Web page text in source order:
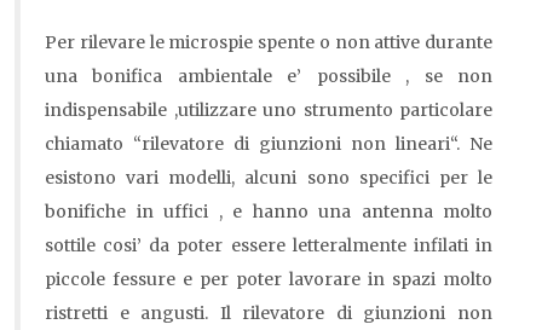
Per rilevare le microspie spente o non attive durante
una bonifica ambientale e’ possibile , se non
indispensabile ,utilizzare uno strumento particolare
chiamato “rilevatore di giunzioni non lineari“. Ne
esistono vari modelli, alcuni sono specifici per le
bonifiche in uffici , e hanno una antenna molto
sottile cosi’ da poter essere letteralmente infilati in
piccole fessure e per poter lavorare in spazi molto
ristretti e angusti. Il rilevatore di giunzioni non